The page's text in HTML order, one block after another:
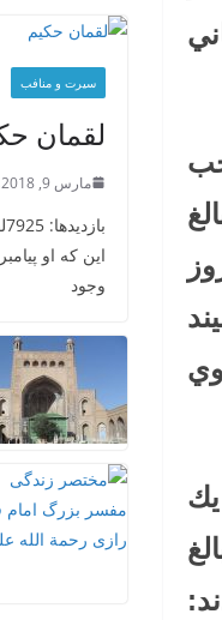
شرح كنز صفحه 320 جلد 8 فتاوي
سیرت و منافب
لقمان
مارس 9, 2018
این که او
وجود